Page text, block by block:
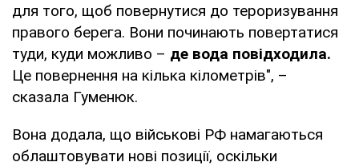
для того, щоб повернутися до тероризування
правого берега. Вони починають повертатися
туди, куди можливо – де вода повідходила.
Це повернення на кілька кілометрів", –
сказала Гуменюк.
Вона додала, що військові РФ намагаються
облаштовувати нові позиції, оскільки